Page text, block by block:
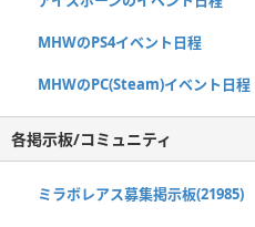
MHWのPS4イベント日程
MHWのPC(Steam)イベント日程
各掲示板/コミュニティ
ミラボレアス募集掲示板(21985)